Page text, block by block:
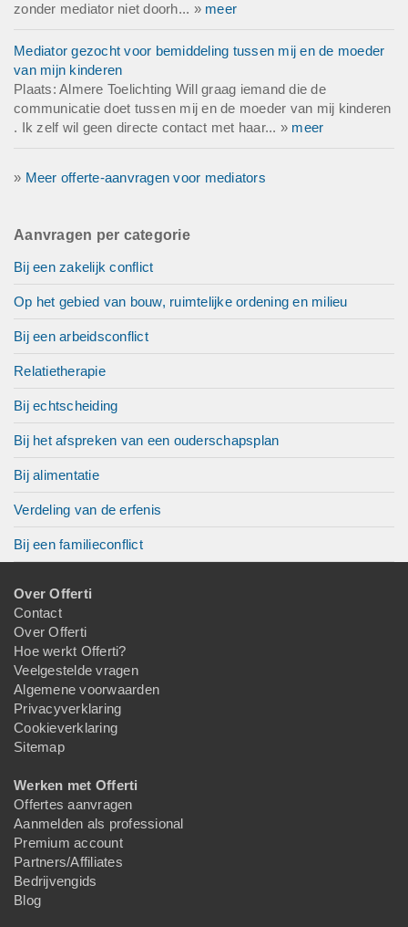
zonder mediator niet doorh... » meer
Mediator gezocht voor bemiddeling tussen mij en de moeder
van mijn kinderen
Plaats: Almere Toelichting Will graag iemand die de
communicatie doet tussen mij en de moeder van mij kinderen
. Ik zelf wil geen directe contact met haar... » meer
» Meer offerte-aanvragen voor mediators
Aanvragen per categorie
Bij een zakelijk conflict
Op het gebied van bouw, ruimtelijke ordening en milieu
Bij een arbeidsconflict
Relatietherapie
Bij echtscheiding
Bij het afspreken van een ouderschapsplan
Bij alimentatie
Verdeling van de erfenis
Bij een familieconflict
Over Offerti
Contact
Over Offerti
Hoe werkt Offerti?
Veelgestelde vragen
Algemene voorwaarden
Privacyverklaring
Cookieverklaring
Sitemap
Werken met Offerti
Offertes aanvragen
Aanmelden als professional
Premium account
Partners/Affiliates
Bedrijvengids
Blog